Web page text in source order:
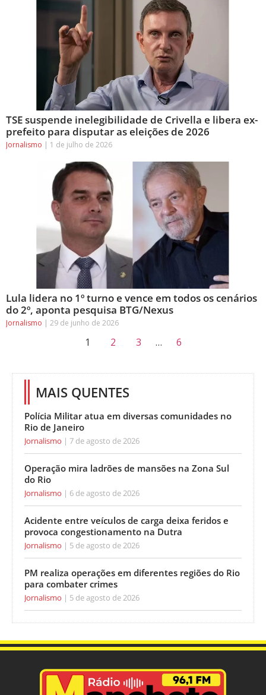
TSE suspende inelegibilidade de Crivella e libera ex-
prefeito para disputar as eleições de 2026
Jornalismo 1 de julho de 2026
Lula lidera no 1º turno e vence em todos os cenários
do 2º, aponta pesquisa BTG/Nexus
Jornalismo 29 de junho de 2026
1 2 3 … 6
MAIS QUENTES
Polícia Militar atua em diversas comunidades no
Rio de Janeiro
Jornalismo 7 de agosto de 2026
Operação mira ladrões de mansões na Zona Sul
do Rio
Jornalismo 6 de agosto de 2026
Acidente entre veículos de carga deixa feridos e
provoca congestionamento na Dutra
Jornalismo 5 de agosto de 2026
PM realiza operações em diferentes regiões do Rio
para combater crimes
Jornalismo 5 de agosto de 2026